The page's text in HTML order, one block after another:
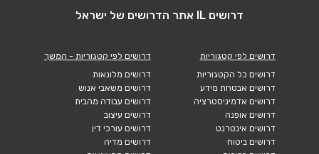
דרושים IL אתר הדרושים של ישראל
דרושים לפי קטגוריות
דרושים כל הקטגוריות
דרושים אבטחת מידע
דרושים אדמיניסטרציה
דרושים אופנה
דרושים אינטרנט
דרושים ביטוח
דרושים לפי קטגוריות - המשך
דרושים מלונאות
דרושים משאבי אנוש
דרושים עבודה מהבית
דרושים עיצוב
דרושים עורכי דין
דרושים מדיה